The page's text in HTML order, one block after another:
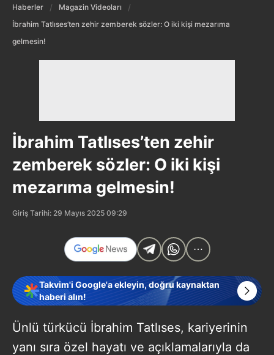
Haberler
Magazin Videoları
İbrahim Tatlıses’ten zehir zemberek sözler: O iki kişi mezarıma
gelmesin!
İbrahim Tatlıses’ten zehir
zemberek sözler: O iki kişi
mezarıma gelmesin!
Giriş Tarihi: 29 Mayıs 2025 09:29
Takvim'i Google'a ekleyin, doğru kaynaktan
haberi alın!
Ünlü türkücü İbrahim Tatlıses, kariyerinin
yanı sıra özel hayatı ve açıklamalarıyla da